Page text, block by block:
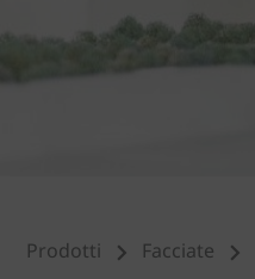
Prodotti Facciate